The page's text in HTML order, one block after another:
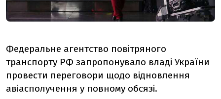
Федеральне агентство повітряного
транспорту РФ запропонувало владі України
провести переговори щодо відновлення
авіасполучення у повному обсязі.